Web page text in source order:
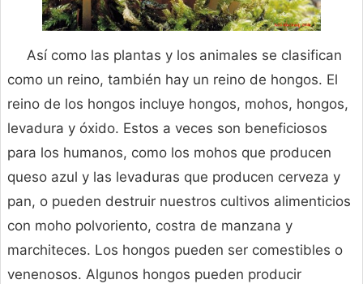
Así como las plantas y los animales se clasifican
como un reino, también hay un reino de hongos. El
reino de los hongos incluye hongos, mohos, hongos,
levadura y óxido. Estos a veces son beneficiosos
para los humanos, como los mohos que producen
queso azul y las levaduras que producen cerveza y
pan, o pueden destruir nuestros cultivos alimenticios
con moho polvoriento, costra de manzana y
marchiteces. Los hongos pueden ser comestibles o
venenosos. Algunos hongos pueden producir